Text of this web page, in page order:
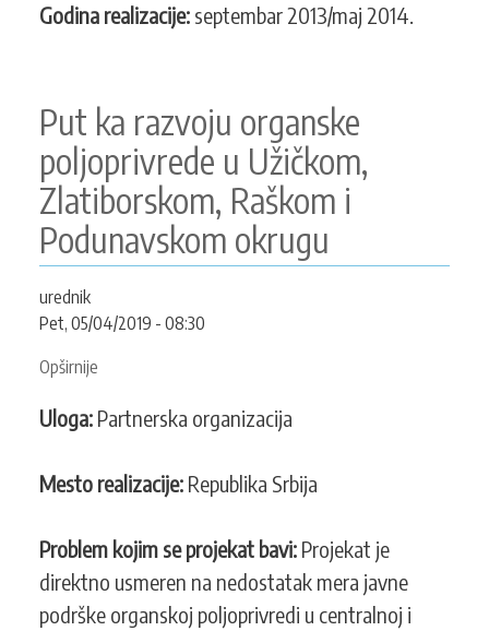
Godina realizacije: septembar 2013/maj 2014.
Put ka razvoju organske
poljoprivrede u Užičkom,
Zlatiborskom, Raškom i
Podunavskom okrugu
urednik
Pet, 05/04/2019 - 08:30
Opširnije
ka
organske
poljoprivrede
Užičkom,
Zlatiborskom,
Uloga: Partnerska organizacija
Mesto realizacije: Republika Srbija
Problem kojim se projekat bavi: Projekat je
direktno usmeren na nedostatak mera javne
podrške organskoj poljoprivredi u centralnoj i